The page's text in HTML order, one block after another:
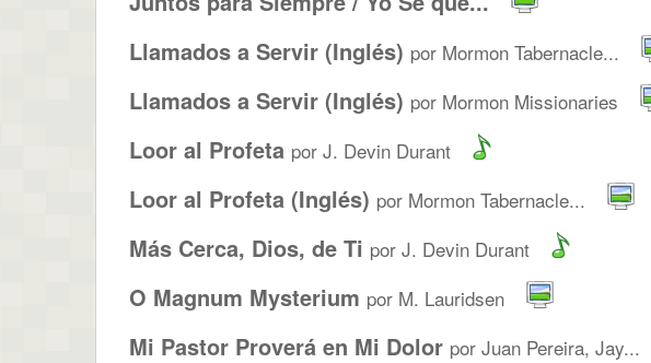
Llamados a Servir (Inglés) por Mormon Tabernacle...
Llamados a Servir (Inglés) por Mormon Missionaries
Loor al Profeta por J. Devin Durant
Loor al Profeta (Inglés) por Mormon Tabernacle...
Más Cerca, Dios, de Ti por J. Devin Durant
O Magnum Mysterium por M. Lauridsen
Mi Pastor Proverá en Mi Dolor por Juan Pereira, Jay...